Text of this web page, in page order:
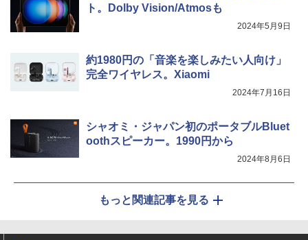
ト。Dolby Vision/Atmosも
2024年5月9日
約1980円の「音楽を楽しみたい人向け」
完全ワイヤレス。Xiaomi
2024年7月16日
シャオミ・ジャパン初のポータブルBluet
oothスピーカー。1990円から
2024年8月6日
もっと関連記事を見る